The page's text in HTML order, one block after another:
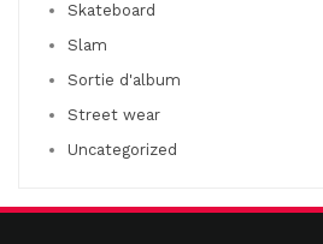
Skateboard
Slam
Sortie d'album
Street wear
Uncategorized